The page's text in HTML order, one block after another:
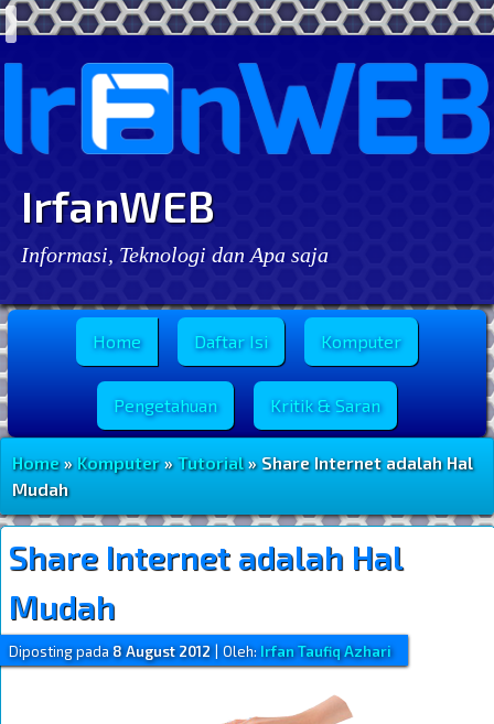
IrfanWEB
Informasi, Teknologi dan Apa saja
Menu Utama
Home Daftar Isi Komputer
Pengetahuan Kritik & Saran
Home»Komputer»Tutorial» Share Internet adalah Hal
Mudah
Share Internet adalah Hal
Mudah
Diposting pada8 August 2012 Oleh:Irfan Taufiq Azhari